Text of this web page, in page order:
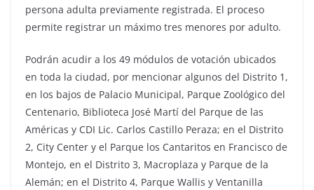
persona adulta previamente registrada. El proceso
permite registrar un máximo tres menores por adulto.
Podrán acudir a los 49 módulos de votación ubicados
en toda la ciudad, por mencionar algunos del Distrito 1,
en los bajos de Palacio Municipal, Parque Zoológico del
Centenario, Biblioteca José Martí del Parque de las
Américas y CDI Lic. Carlos Castillo Peraza; en el Distrito
2, City Center y el Parque los Cantaritos en Francisco de
Montejo, en el Distrito 3, Macroplaza y Parque de la
Alemán; en el Distrito 4, Parque Wallis y Ventanilla